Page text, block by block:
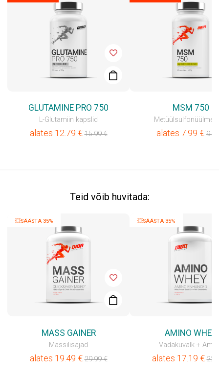
GLUTAMINE PRO 750
L-Glutamiin kapslid
alates 12.79 €15.99€
MSM 750
alates 7.99 €9.99
Teid võib huvitada:
💥SÄÄSTA 35%
MASS GAINER
Massilisajad
alates 19.49 €29.99€
💥SÄÄSTA 35%
AMINO WHEY
Vadakuvalk +
alates 17.19 €